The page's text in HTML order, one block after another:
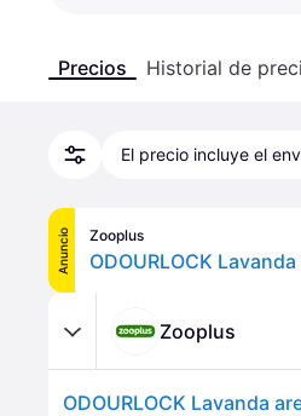
Precios Historial de
El precio incluye el
Anuncio Zooplus
ODOURLOCK
Zooplus
ODOURLOCK Lavanda